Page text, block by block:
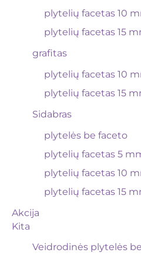
plytelių facetas 10
plytelių facetas 15
grafitas
plytelių facetas 10
plytelių facetas 15
Sidabras
plytelės be faceto
plytelių facetas 5
plytelių facetas 10
plytelių facetas 15
Akcija
Kita
Veidrodinės plytelės